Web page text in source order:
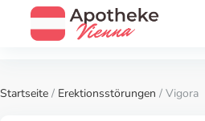
Startseite / Erektionsstörungen / Vigora